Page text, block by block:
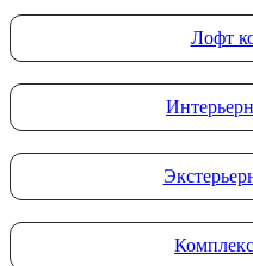
Лофт